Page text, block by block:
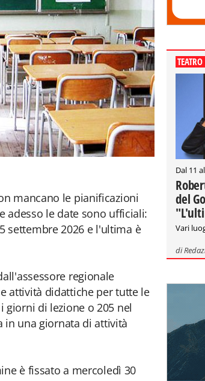
mancano le pianificazioni
adesso le date sono ufficiali:
settembre 2026 e l'ultima è
regionale
attività didattiche per tutte le
giorni di lezione o 205 nel
in una giornata di attività
è fissato a mercoledì 30
Dal 11
del
Vari
di